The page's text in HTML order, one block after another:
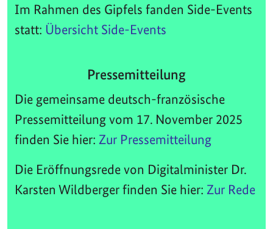
Im Rahmen des Gipfels fanden Side-Events
statt: Übersicht Side-Events
Pressemitteilung
Die gemeinsame deutsch-französische
Pressemitteilung vom 17. November 2025
finden Sie hier: Zur Pressemitteilung
Die Eröffnungsrede von Digitalminister Dr.
Karsten Wildberger finden Sie hier: Zur Rede